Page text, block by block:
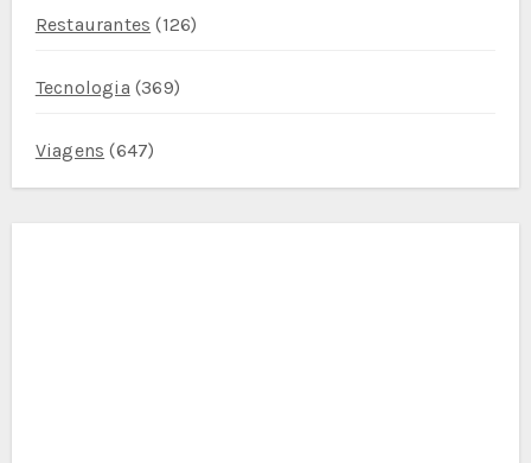
Restaurantes (126)
Tecnologia (369)
Viagens (647)